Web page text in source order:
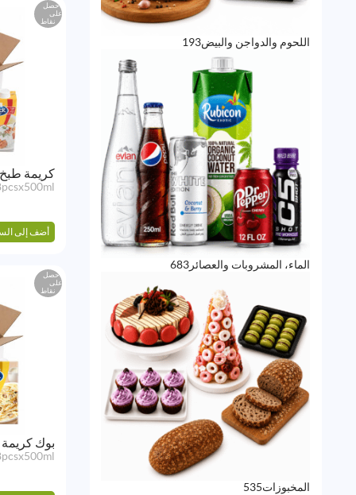
اللحوم والدواجن والبيض193
193
الماء، المشروبات والعصائر 683
683
المخبوزات535
535
احصل
على
نقاط
كريمة
أضف إلى
احصل
على
نقاط
بوك كريمة